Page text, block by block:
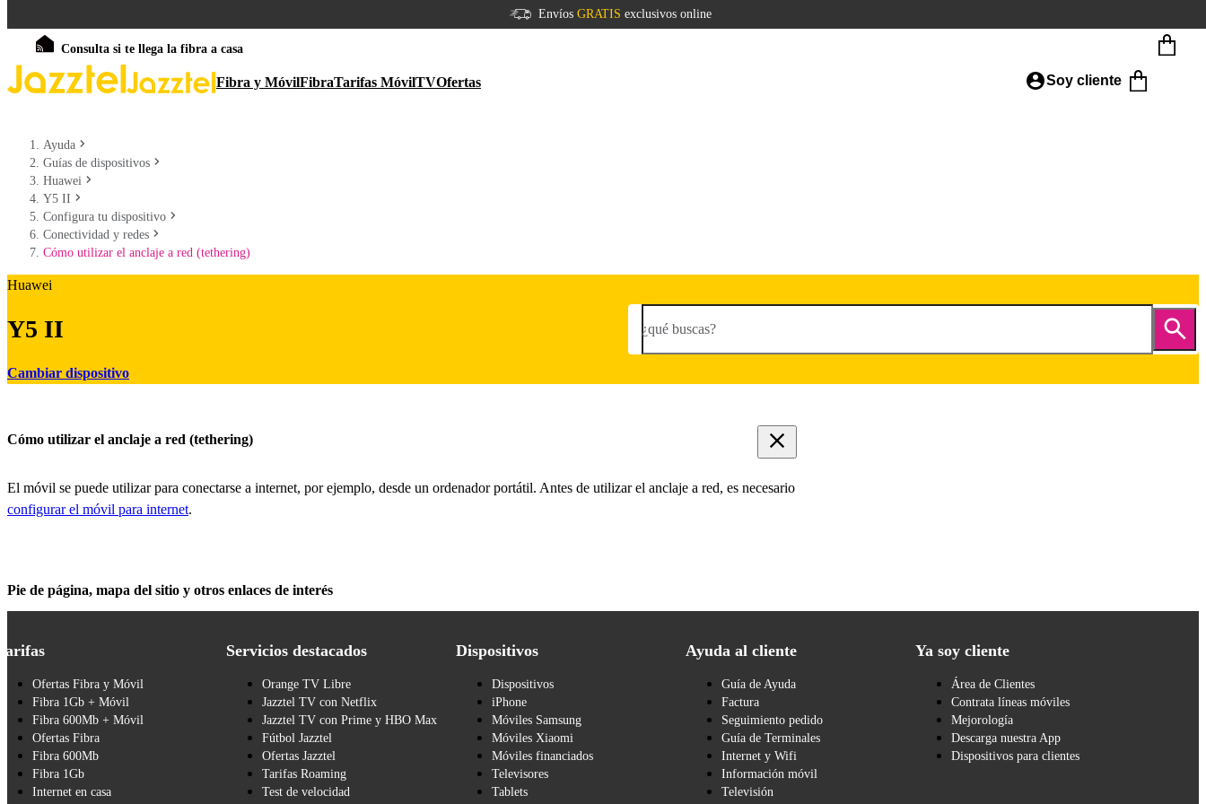
Envíos GRATIS exclusivos online
Consulta si te llega la fibra a casa
Fibra y MóvilFibraTarifas MóvilTVOfertas Soy cliente
Ayuda
Guías de dispositivos
Huawei
Y5 II
Configura tu dispositivo
Conectividad y redes
Cómo utilizar el anclaje a red (tethering)
Huawei
Y5 II
Cambiar dispositivo
¿qué buscas?
Cómo utilizar el anclaje a red (tethering)
El móvil se puede utilizar para conectarse a internet, por ejemplo, desde un ordenador portátil. Antes de utilizar el anclaje a red, es necesario
configurar el móvil para internet.
Pie de página, mapa del sitio y otros enlaces de interés
Ofertas Fibra y Móvil
Fibra 1Gb + Móvil
Fibra 600Mb + Móvil
Ofertas Fibra
Fibra 600Mb
Fibra 1Gb
Internet en casa
Servicios destacados
Orange TV Libre
Jazztel TV con Netflix
Jazztel TV con Prime y HBO Max
Fútbol Jazztel
Ofertas Jazztel
Tarifas Roaming
Test de velocidad
Dispositivos
Dispositivos
iPhone
Móviles Samsung
Móviles Xiaomi
Móviles financiados
Televisores
Tablets
Ayuda al cliente
Guía de Ayuda
Factura
Seguimiento pedido
Guía de Terminales
Internet y Wifi
Información móvil
Televisión
Ya soy cliente
Área de Clientes
Contrata líneas móviles
Mejorología
Descarga nuestra App
Dispositivos para clientes